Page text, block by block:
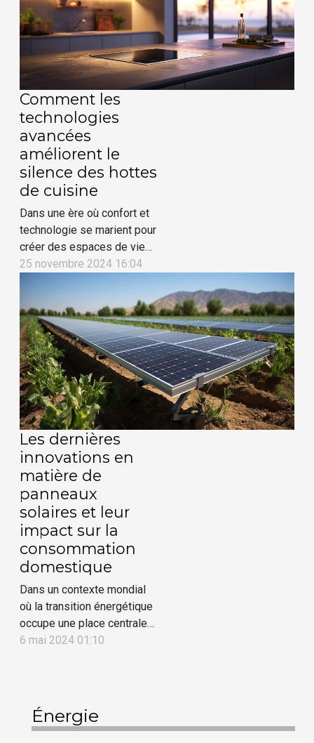
Comment les
technologies
avancées
améliorent le
silence des hottes
de cuisine
Dans une ère où confort et
technologie se marient pour
créer des espaces de vie
optimisés, le silence en
avancées technologiques
ont révolutionné l'univers
des hottes de cuisine, les
rendant non seulement plus
efficaces mais également
plus...
25 novembre 2024 16:04
Les dernières
innovations en
matière de
panneaux
solaires et leur
impact sur la
consommation
domestique
Dans un contexte mondial
où la transition énergétique
occupe une place centrale
dans les débats, les
notre consommation
d'énergie. Les avancées
6 mai 2024 01:10
capitale du bien-être et
de l'esthétique. La
lumière du jour offre une
palette de nuances qui
enrichit les volumes...
Énergie